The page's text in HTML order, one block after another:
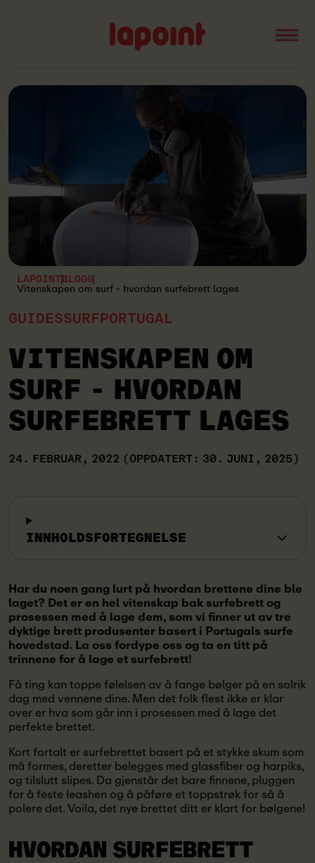
Lapoint
LAPOINT BLOGG
Vitenskapen om surf - hvordan surfebrett lages
GUIDESSURF PORTUGAL
VITENSKAPEN OM
SURF - HVORDAN
SURFEBRETT LAGES
24. FEBRUAR, 2022 (OPPDATERT: 30. JUNI, 2025)
INNHOLDSFORTEGNELSE
Har du noen gang lurt på hvordan brettene dine ble
laget? Det er en hel vitenskap bak surfebrett og
prosessen med å lage dem, som vi finner ut av tre
dyktige brett produsenter basert i Portugals surfe
hovedstad. La oss fordype oss og ta en titt på
trinnene for å lage et surfebrett!
Få ting kan toppe følelsen av å fange bølger på en solrik
dag med vennene dine. Men det folk flest ikke er klar
over er hva som går inn i prosessen med å lage det
perfekte brettet.
Kort fortalt er surfebrettet basert på et stykke skum som
må formes, deretter belegges med glassfiber og harpiks,
og tilslutt slipes. Da gjenstår det bare finnene, pluggen
for å feste leashen og å påføre et toppstrøk for så å
polere det. Voila, det nye brettet ditt er klart for bølgene!
HVORDAN SURFEBRETT